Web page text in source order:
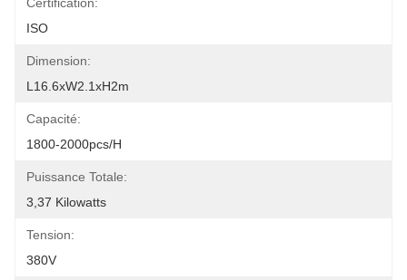
ISO
Dimension:
L16.6xW2.1xH2m
Capacité:
1800-2000pcs/h
Puissance Totale:
3,37 Kilowatts
Tension:
380V